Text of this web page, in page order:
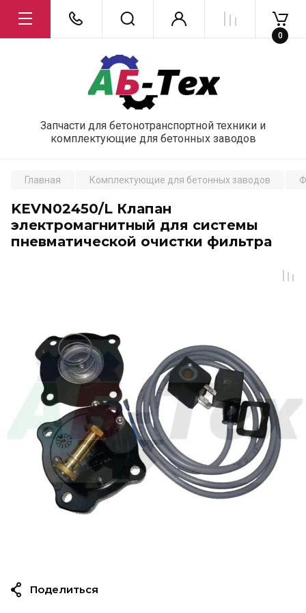
Запчасти для бетонотранспортной техники и
комплектующие для бетонных заводов
0
Главная Комплектующие для бетонных заводов
KEVN02450/L Клапан
электромагнитный для системы
пневматической очистки фильтра
Поделиться